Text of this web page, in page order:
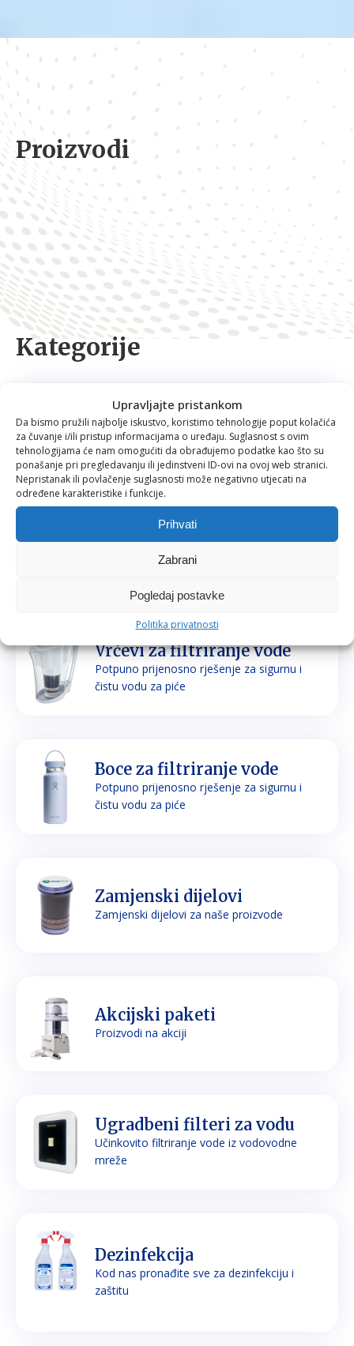
Upravljajte pristankom
Da bismo pružili najbolje iskustvo, koristimo tehnologije poput kolačića
za čuvanje i/ili pristup informacijama o uređaju. Suglasnost s ovim
tehnologijama će nam omogućiti da obrađujemo podatke kao što su
ponašanje pri pregledavanju ili jedinstveni ID-ovi na ovoj web stranici.
Nepristanak ili povlačenje suglasnosti može negativno utjecati na
određene karakteristike i funkcije.
Prihvati
Zabrani
Pogledaj postavke
Politika privatnosti
Kategorije
Filteri za vodu
Prirodno filtriranje i mineraliziranje vode za
piće i kuhanje
Tuš glave
Prirodno filtriranje vode za tuširanje
Vrčevi za filtriranje vode
Potpuno prijenosno rješenje za sigurnu i
čistu vodu za piće
Boce za filtriranje vode
Potpuno prijenosno rješenje za sigurnu i
čistu vodu za piće
Zamjenski dijelovi
Zamjenski dijelovi za naše proizvode
Akcijski paketi
Proizvodi na akciji
Ugradbeni filteri za vodu
Učinkovito filtriranje vode iz vodovodne
mreže
Dezinfekcija
Kod nas pronađite sve za dezinfekciju i
zaštitu
Proizvodi